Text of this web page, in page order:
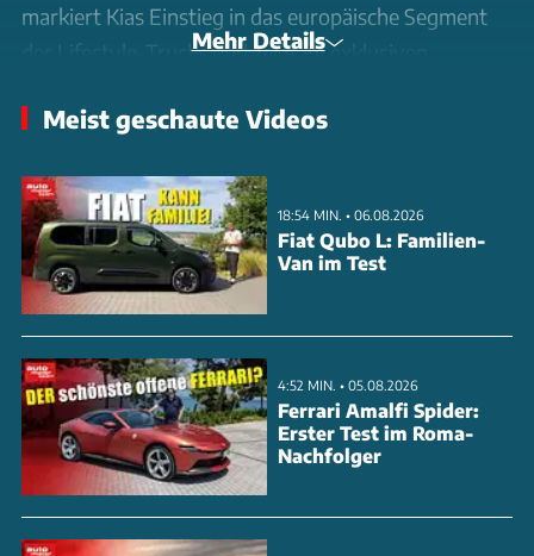
markiert Kias Einstieg in das europäische Segment
der Lifestyle-Trucks und zeigt im exklusiven
und der markentypischen 'Tiger Face'-
Akzente.
Besonders beeindruckt der Neuling mit seinem
ausgewogenen Fahrverhalten. Trotz der typischen
Pick-up-Konstruktion mit Leiterrahmen und
Starrachse hinten zeigt der Tasman erstaunlich gute
Handling-Eigenschaften. Die Lenkung arbeitet
präzise, das Fahrwerk bietet einen guten
Kompromiss aus Komfort und Stabilität.
Mehr Details
Meist geschaute Videos
18:54 MIN. • 06.08.2026
Fiat Qubo L: Familien-
Van im Test
4:52 MIN. • 05.08.2026
Ferrari Amalfi Spider:
Erster Test im Roma-
Nachfolger